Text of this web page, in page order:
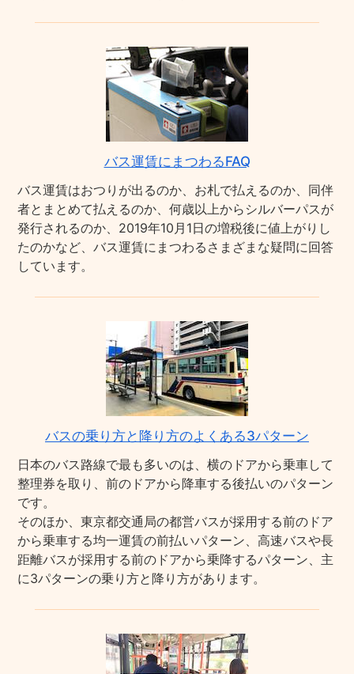
バス運賃にまつわるFAQ
バス運賃はおつりが出るのか、お札で払えるのか、同伴
者とまとめて払えるのか、何歳以上からシルバーパスが
発行されるのか、2019年10月1日の増税後に値上がりし
たのかなど、バス運賃にまつわるさまざまな疑問に回答
しています。
バスの乗り方と降り方のよくある3パターン
日本のバス路線で最も多いのは、横のドアから乗車して
整理券を取り、前のドアから降車する後払いのパターン
です。
そのほか、東京都交通局の都営バスが採用する前のドア
から乗車する均一運賃の前払いパターン、高速バスや長
距離バスが採用する前のドアから乗降するパターン、主
に3パターンの乗り方と降り方があります。